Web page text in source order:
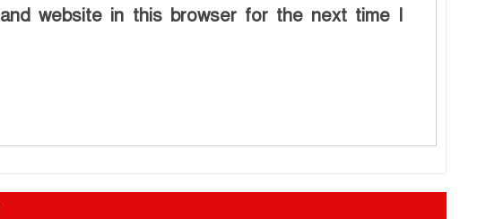
website in this browser for the next time I